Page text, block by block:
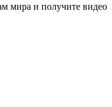
мира и получите видео